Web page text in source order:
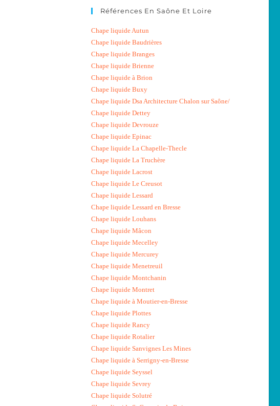
Références En Saône Et Loire
Chape liquide Autun
Chape liquide Baudrières
Chape liquide Branges
Chape liquide Brienne
Chape liquide à Brion
Chape liquide Buxy
Chape liquide Dsa Architecture Chalon sur Saône/
Chape liquide Dettey
Chape liquide Devrouze
Chape liquide Epinac
Chape liquide La Chapelle-Thecle
Chape liquide La Truchère
Chape liquide Lacrost
Chape liquide Le Creusot
Chape liquide Lessard
Chape liquide Lessard en Bresse
Chape liquide Louhans
Chape liquide Mâcon
Chape liquide Mecelley
Chape liquide Mercurey
Chape liquide Menetreuil
Chape liquide Montchanin
Chape liquide Montret
Chape liquide à Moutier-en-Bresse
Chape liquide Plottes
Chape liquide Rancy
Chape liquide Rotalier
Chape liquide Sanvignes Les Mines
Chape liquide à Serrigny-en-Bresse
Chape liquide Seyssel
Chape liquide Sevrey
Chape liquide Solutré